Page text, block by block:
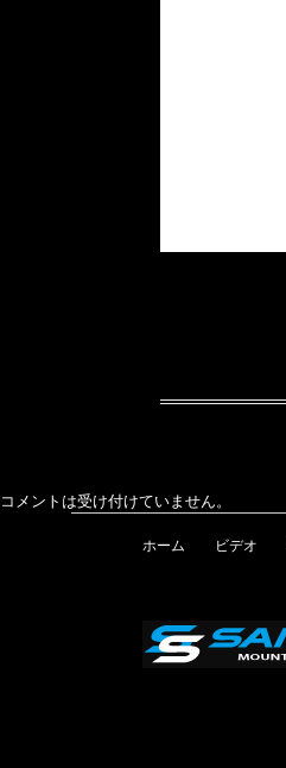
コメントは受け付けていません。
ホーム ビデオ